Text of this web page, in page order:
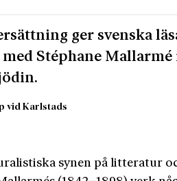
ger svenska
Stéphane Mallarmé
vid Karlstads
synen på litteratur